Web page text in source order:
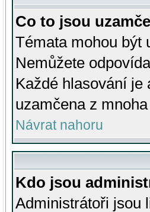
Co to jsou
Témata mohou být
Nemůžete
Každé hlasování je
uzamčena z
Návrat nahoru
Kdo jsou
Administrátoři jsou